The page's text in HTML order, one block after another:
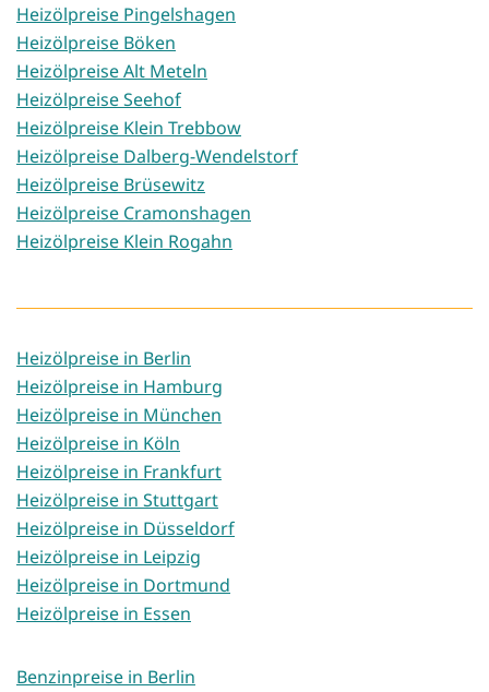
Heizölpreise Pingelshagen
Heizölpreise Böken
Heizölpreise Alt Meteln
Heizölpreise Seehof
Heizölpreise Klein Trebbow
Heizölpreise Dalberg-Wendelstorf
Heizölpreise Brüsewitz
Heizölpreise Cramonshagen
Heizölpreise Klein Rogahn
Heizölpreise in Berlin
Heizölpreise in Hamburg
Heizölpreise in München
Heizölpreise in Köln
Heizölpreise in Frankfurt
Heizölpreise in Stuttgart
Heizölpreise in Düsseldorf
Heizölpreise in Leipzig
Heizölpreise in Dortmund
Heizölpreise in Essen
Benzinpreise in Berlin